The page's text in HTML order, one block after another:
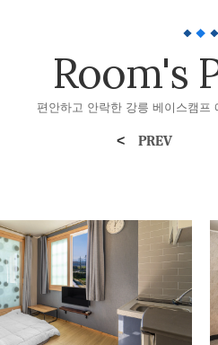
Room's
편안하고 안락한 강릉 베이스캠프
< PREV